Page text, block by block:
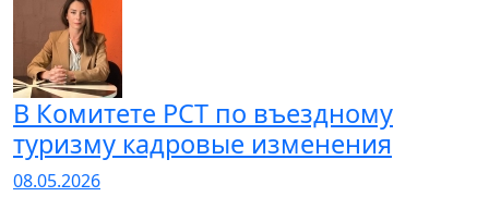
В Комитете РСТ по въездному
туризму кадровые изменения
08.05.2026